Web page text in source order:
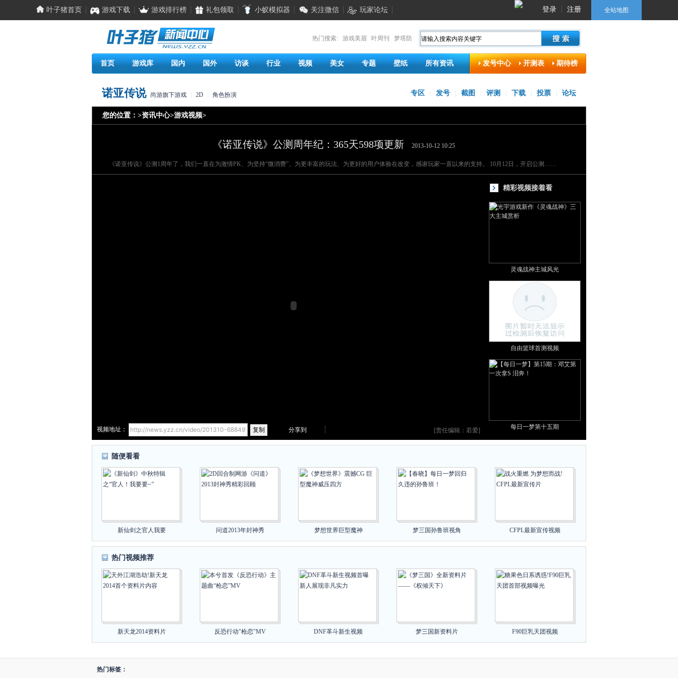
叶子猪首页 游戏下载 游戏排行榜 礼包领取 小蚁模拟器 关注微信 玩家论坛 登录 注册 全站地图
热门搜索: 游戏美眉 叶周刊 梦塔防
首页 游戏库 国内 国外 访谈 行业 视频 美女 专题 壁纸 所有资讯 发号中心 开测表 期待榜
诺亚传说 尚游旗下游戏 2D 角色扮演 专区 发号 截图 评测 下载 投票 论坛
您的位置： >资讯中心>游戏视频>
《诺亚传说》公测周年纪：365天598项更新 2013-10-12 10:25
《诺亚传说》公测1周年了，我们一直在为激情PK、为坚持“微消费”、为更丰富的玩法、为更好的用户体验在改变，感谢玩家一直以来的支持。 10月12日，开启公测……
精彩视频接着看
灵魂战神主城风光
自由篮球首测视频
每日一梦第十五期
[责任编辑：若爱]
视频地址： 复制 分享到
随便看看
新仙剑之官人我要 问道2013年封神秀 梦想世界巨型魔神 梦三国孙鲁班视角 CFPL最新宣传视频
热门视频推荐
新天龙2014资料片 反恐行动"枪恋"MV DNF革斗新生视频 梦三国新资料片 F90巨乳天团视频
热门标签：